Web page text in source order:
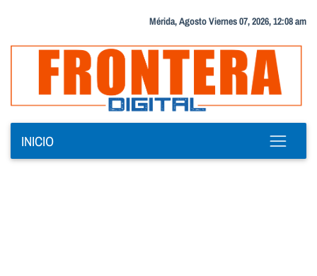
Mérida, Agosto Viernes 07, 2026, 12:08 am
INICIO